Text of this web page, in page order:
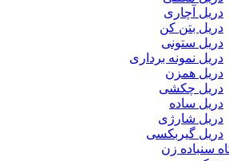
دریل آچاری
دریل بتن کن
دریل ستونی
دریل نمونه برداری
دریل همزن
دریل چکشی
دریل ساده
دریل شارژی
دریل گیربکسی
سنباده زن